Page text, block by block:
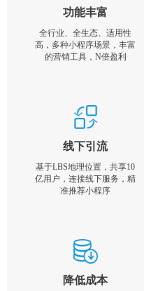
功能丰富
全行业、全生态、适用性
高，多种小程序场景，丰富
的营销工具，N倍盈利
线下引流
基于LBS地理位置，共享10
亿用户，连接线下服务，精
准推荐小程序
降低成本